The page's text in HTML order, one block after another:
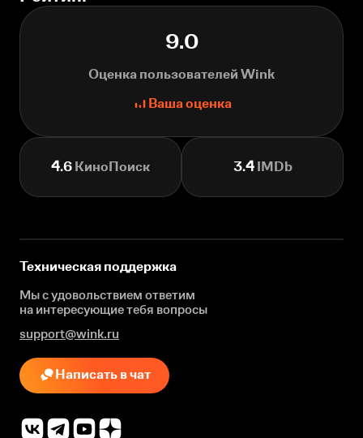
9.0
Оценка пользователей Wink
Ваша оценка
4.6 КиноПоиск 3.4IMDb
Техническая поддержка
Мы с удовольствием ответим
на интересующиетебя вопросы
support@wink.ru
Написать в чат